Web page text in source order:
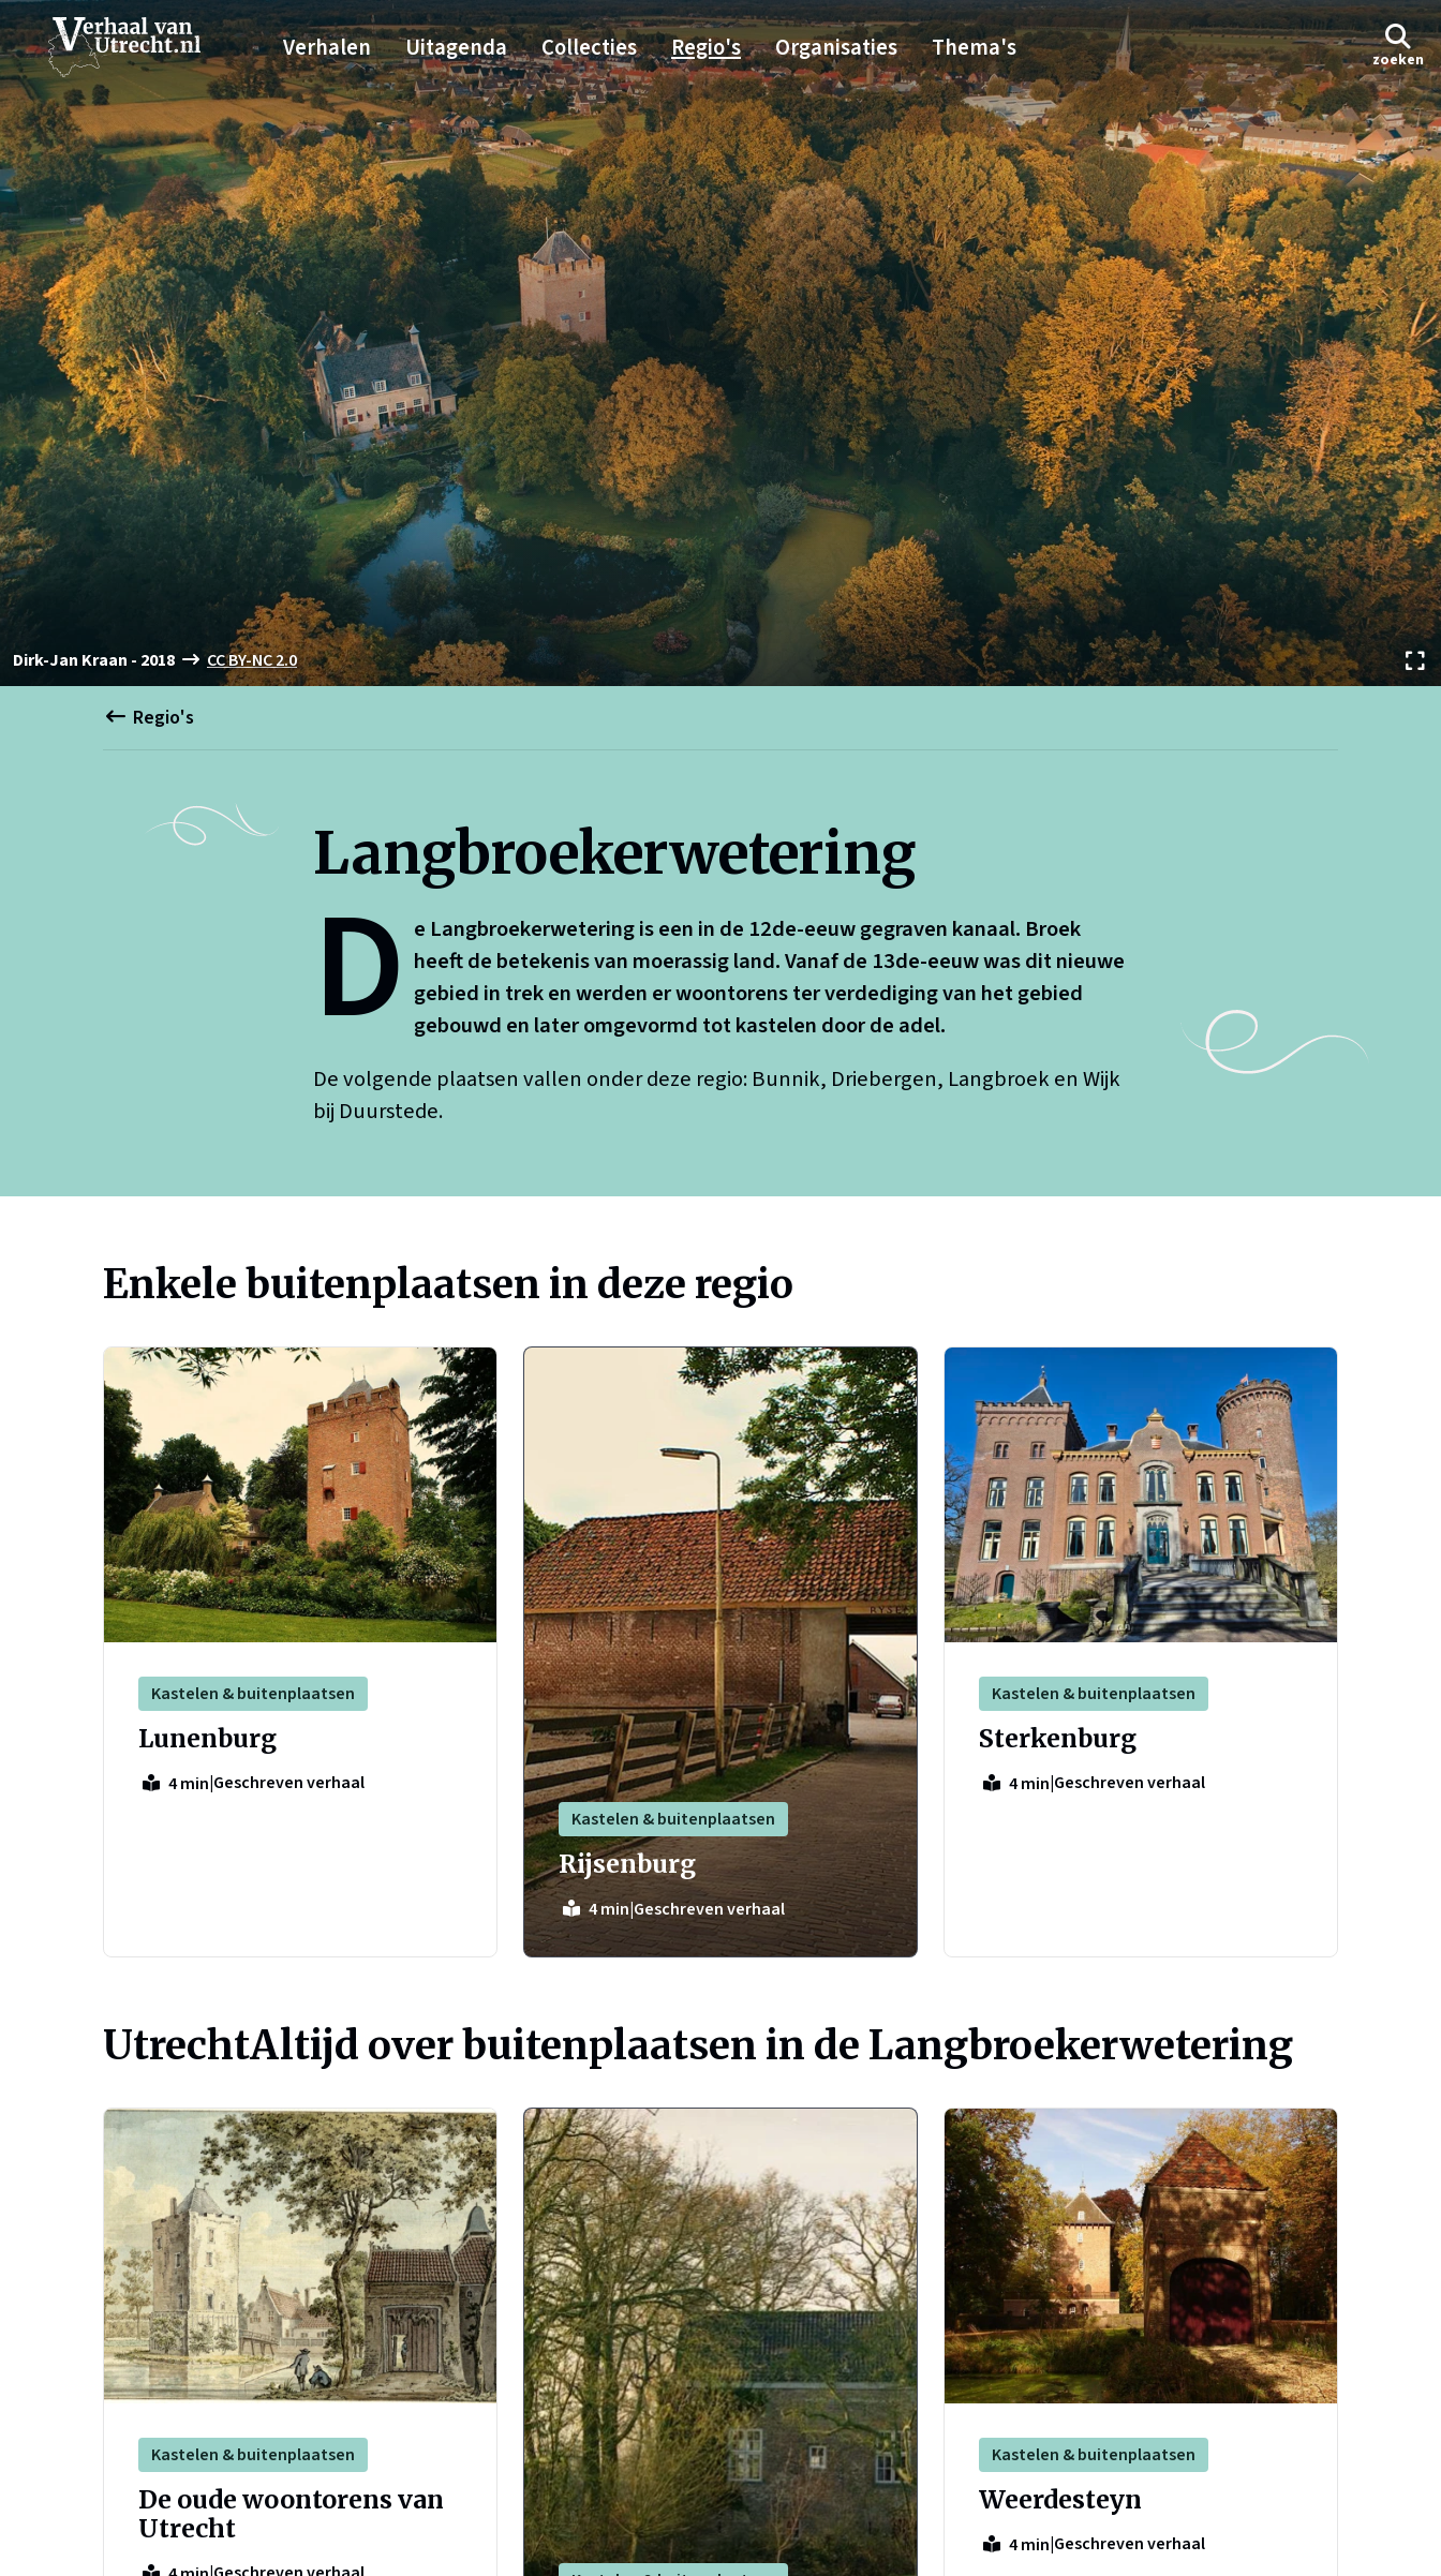
zoeken
Verhalen Uitagenda Collecties Regio's Organisaties Thema's
Dirk-Jan Kraan - 2018 CC BY-NC 2.0
Regio's
Langbroekerwetering
D e Langbroekerwetering is een in de 12de-eeuw gegraven kanaal. Broek
heeft de betekenis van moerassig land. Vanaf de 13de-eeuw was dit nieuwe
gebied in trek en werden er woontorens ter verdediging van het gebied
gebouwd en later omgevormd tot kastelen door de adel.
De volgende plaatsen vallen onder deze regio: Bunnik, Driebergen, Langbroek en Wijk
bij Duurstede.
Enkele buitenplaatsen in deze regio
Kastelen & buitenplaatsen
Lunenburg
4 min|Geschreven verhaal
Kastelen & buitenplaatsen
Rijsenburg
4 min|Geschreven verhaal
Kastelen & buitenplaatsen
Sterkenburg
4 min|Geschreven verhaal
UtrechtAltijd over buitenplaatsen in de Langbroekerwetering
Kastelen & buitenplaatsen
De oude woontorens van
Utrecht
Kastelen & buitenplaatsen
Weerdesteyn
4 min|Geschreven verhaal